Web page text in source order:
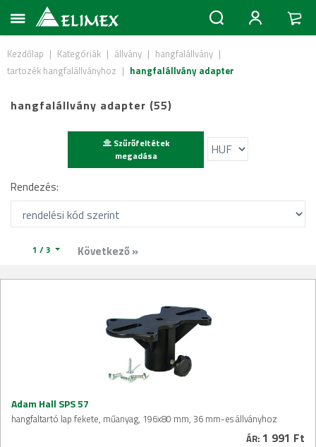
Kezdőlap | Kategóriák | állvány | hangfalállvány |
tartozék hangfalállványhoz | hangfalállvány adapter
hangfalállvány adapter (55)
Szűrőfeltétek
megadása
Rendezés:
1 / 3 Következő »
Adam Hall SPS 57
hangfaltartó lap fekete, műanyag, 196x80 mm, 36 mm-es állványhoz
ÁR: 1 991 Ft